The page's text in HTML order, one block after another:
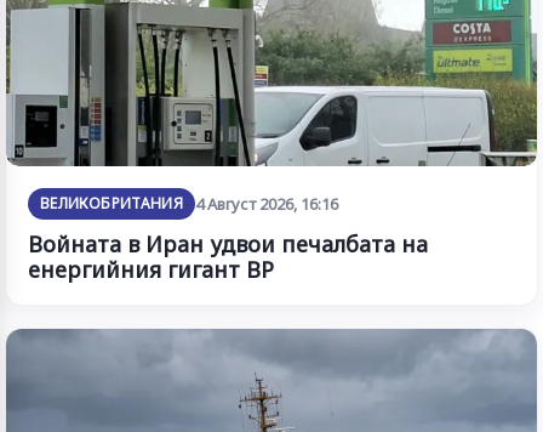
ВЕЛИКОБРИТАНИЯ 4 Август 2026, 16:16
Войната в Иран удвои печалбата на
енергийния гигант BP